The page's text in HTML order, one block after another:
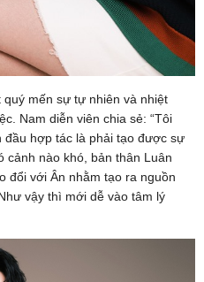
mến sự tự nhiên và nhiệt
Nam diễn viên chia sẻ: “Tôi
đầu hợp tác là phải tạo được sự
cảnh nào khó, bản thân Luân
đổi với Ân nhằm tạo ra nguồn
vậy thì mới dễ vào tâm lý